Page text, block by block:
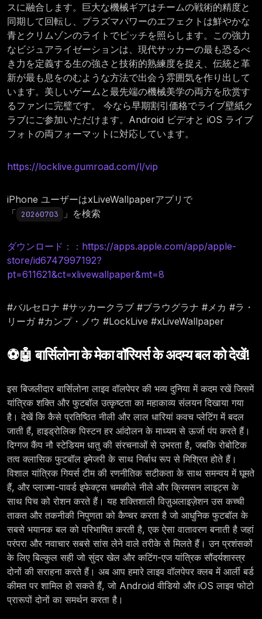
スに融合します。巨大な機械ギアはチームの戦術的精度と
同期して回転し、プラズマパワーのエフェクトは鮮やかな
青とクリムゾンのライトでピッチを照らします。この強力
なビジュアライゼーションは、現代サッカーの最も恐るべ
き力を定義する生の強さと技術的熟練度を捉え、伝統と革
新が最も息をのむような方法で出会う雰囲気を作り出して
います。美しいゲームと最先端の機械美学の両方を欣赏す
るファンに完璧です。 今なら早期割引価格でライブ壁紙ク
ラブにご参加いただけます。Android ビデオと iOS ライブ
フォトの両フォーマットに対応しています。
https://locklive.gumroad.com/l/vip
iPhone ユーザーはxLiveWallpaperアプリで
「 20260703 」を検索
ダウンロード：：https://apps.apple.com/app/apple-
store/id6747997192?
pt=611621&ct=xlivewallpaper&mt=8
#バルセロナ #サッカークラブ #ブラウグラナ #メカ #ラ・
リーガ #カンプ・ノウ #LockLive #xLiveWallpaper
⚽🤖 बार्सिलोना के मेका वॉरियर्स के अदम्य बल को देखें!
इस बिजलीदार बार्सिलोना लाइव वॉलपेपर की भव्य दुनिया में कदम रखें जिसमें
यांत्रिक शक्ति और फुटबॉल उत्कृष्टता का महाकाव्य संलयन दिखाया गया
है। देखें कि कैसे प्रतिष्ठित नीली और लाल धारियां कवच प्लेटिंग में बदल
जाती हैं, हाइड्रोलिक पिस्टन हर आंदोलन के माध्यम से ऊर्जा पंप करते हैं।
दिग्गज कैंप नौ स्टेडियम धातु की संरचनाओं से उभरता है, जबकि रोबोटिक
तत्व क्लासिक फुटबॉल इमेजरी के साथ निर्बाध रूप से मिश्रित होते हैं।
विशाल यांत्रिक गियर्स टीम की रणनीतिक सटीकता के साथ समन्वय में घूमते
हैं, और प्लाज्मा-पावर्ड इफेक्ट्स चमकीले नीले और क्रिमसन लाइट्स के
साथ पिच को रोशन करते हैं। यह शक्तिशाली विज़ुअलाइज़ेशन उस कच्ची
ताकत और तकनीकी निपुणता को कैप्चर करता है जो आधुनिक फुटबॉल के
सबसे भयानक बल को परिभाषित करती है, एक ऐसा वातावरण बनाती है जहां
परंपरा और नवाचार सबसे सांस लेने वाले तरीके से मिलते हैं। उन प्रशंसकों
के लिए बिल्कुल सही जो सुंदर खेल और कटिंग-एज यांत्रिक सौंदर्यशास्त्र
दोनों की सराहना करते हैं। अब आप हमारे लाइव वॉलपेपर क्लब में आर्ली बर्ड
कीमत पर शामिल हो सकते हैं, जो Android वीडियो और iOS लाइव फोटो
प्रारूपों दोनों का समर्थन करता है।